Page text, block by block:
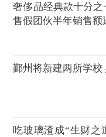
奢侈品经典款十分之
售假团伙半年销售额
鄞州将新建两所学校
吃玻璃渣成“生财之